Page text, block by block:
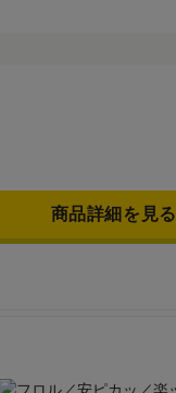
商品詳細を見る